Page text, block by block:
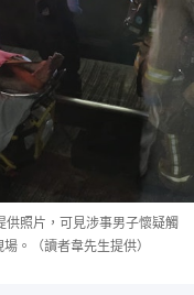
照片，可見涉事男子懷疑觸
。（讀者韋先生提供）